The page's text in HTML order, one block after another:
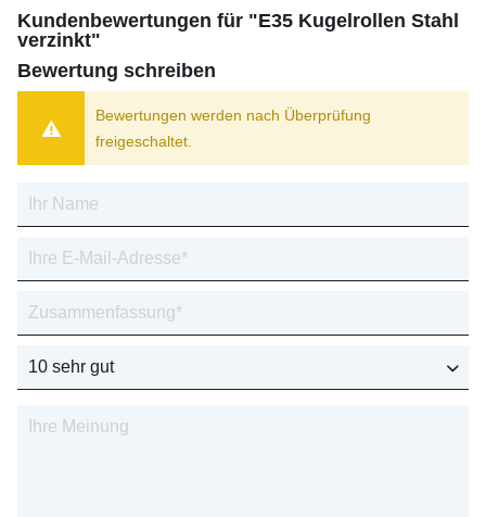
Kundenbewertungen für "E35 Kugelrollen Stahl
verzinkt"
Bewertung schreiben
Bewertungen werden nach Überprüfung
freigeschaltet.